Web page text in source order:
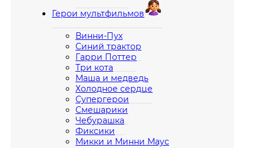
Герои мультфильмов
Винни-Пух
Синий трактор
Гарри Поттер
Три кота
Маша и медведь
Холодное сердце
Супергерои
Смешарики
Чебурашка
Фиксики
Микки и Минни Маус